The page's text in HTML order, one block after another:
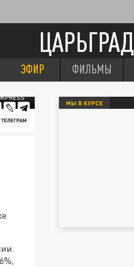
ЦАРЬГРАД
ЭФИР ФИЛЬМЫ
МЫ В КУРСЕ